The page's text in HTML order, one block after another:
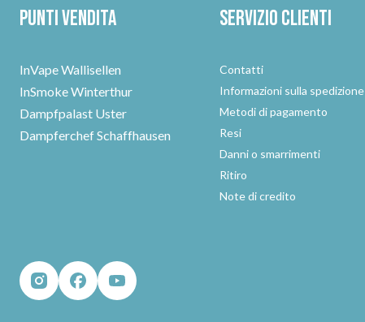
Punti vendita
InVape Wallisellen
InSmoke Winterthur
Dampfpalast Uster
Dampferchef Schaffhausen
Servizio clienti
Contatti
Informazioni sulla spedizione
Metodi di pagamento
Resi
Danni o smarrimenti
Ritiro
Note di credito